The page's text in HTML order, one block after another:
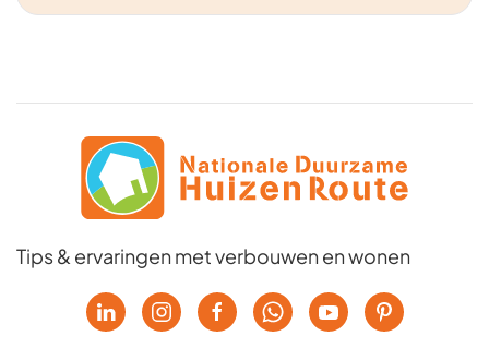
Tips & ervaringen met verbouwen en wonen